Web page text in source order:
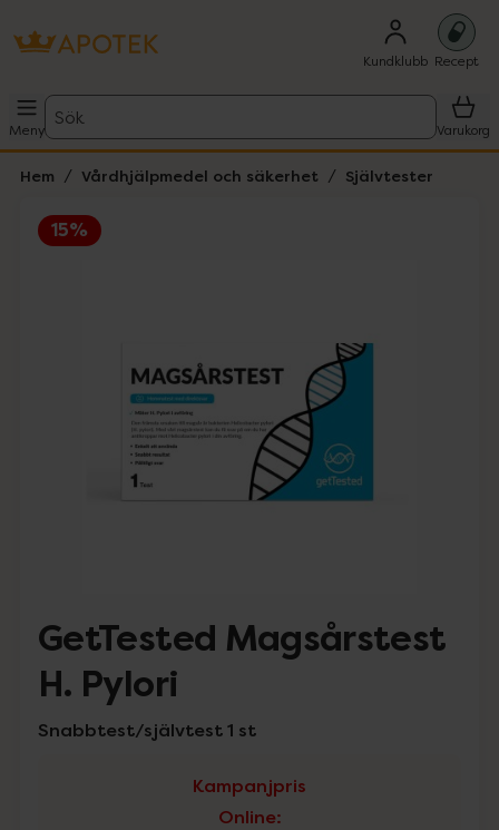
Kundklubb Recept
Meny
Sök
Varukorg
Hem Vårdhjälpmedel och säkerhet Självtester
15%
GetTested Magsårstest
H. Pylori
Snabbtest/självtest 1 st
Kampanjpris
Online: